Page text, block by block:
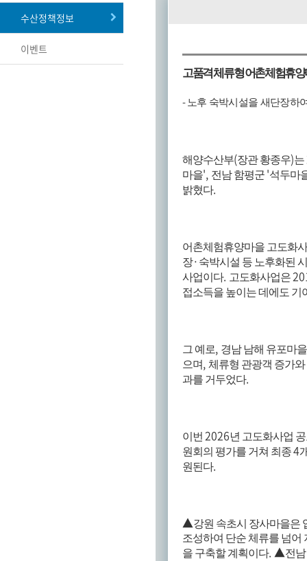
수산정책정보
이벤트
고품격 체류형 어촌체험휴
- 노후 숙박시설을 새단장하
해양수산부(장관 황종우)는
마을', 전남 함평군 '석두마
밝혔다.
어촌체험휴양마을 고도화
장· 숙박시설 등 노후화된
사업이다. 고도화사업은
접소득을 높이는 데에도 기
그 예로, 경남 남해 유포마
으며, 체류형 관광객 증가
과를 거두었다.
이번 2026년 고도화사업
원회의 평가를 거쳐 최종4
원된다.
▲강원 속초시 장사마을은
조성하여 단순 체류를 넘어
을 구축할 계획이다. ▲전